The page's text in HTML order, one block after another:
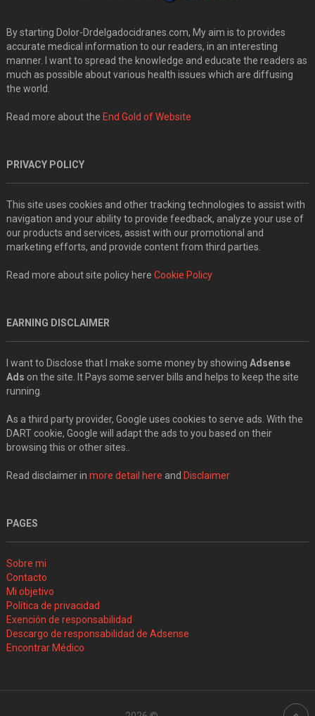
By starting Dolor-Drdelgadocidranes.com, My aim is to provides
accurate medical information to our readers, in an interesting
manner. I want to spread the knowledge and educate the readers as
much as possible about various health issues which are diffusing
the world.
Read more about the End Gold of Website
PRIVACY POLICY
This site uses cookies and other tracking technologies to assist with
navigation and your ability to provide feedback, analyze your use of
our products and services, assist with our promotional and
marketing efforts, and provide content from third parties.
Read more about site policy here Cookie Policy
EARNING DISCLAIMER
I want to Disclose that I make some money by showing Adsense
Ads on the site. It Pays some server bills and helps to keep the site
running.
As a third party provider, Google uses cookies to serve ads. With the
DART cookie, Google will adapt the ads to you based on their
browsing this or other sites..
Read disclaimer in more detail here and Disclaimer
PAGES
Sobre mi
Contacto
Mi objetivo
Política de privacidad
Exención de responsabilidad
Descargo de responsabilidad de Adsense
Encontrar Médico